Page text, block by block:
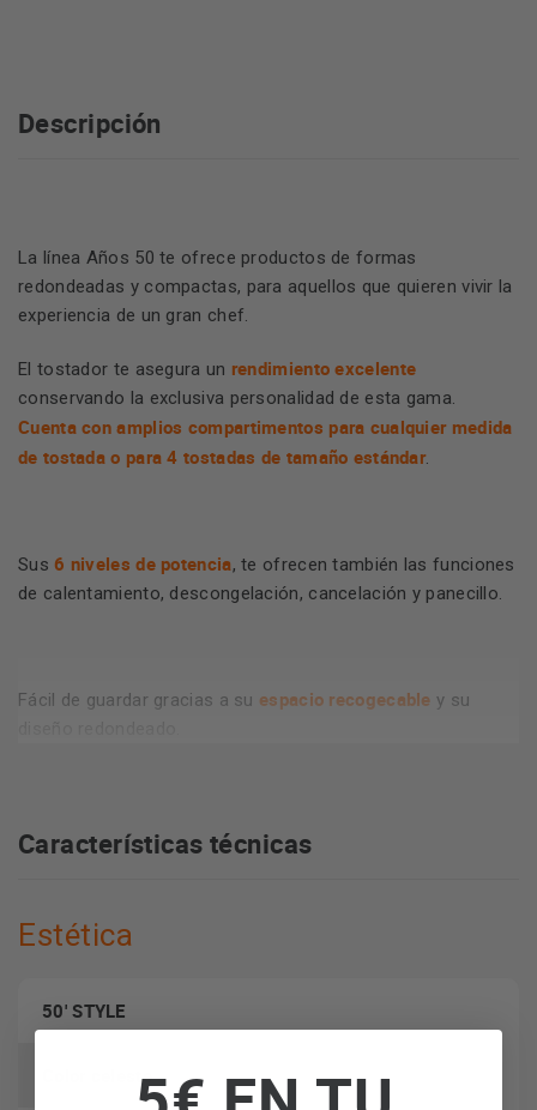
Descripción
La línea Años 50 te ofrece productos de formas
redondeadas y compactas, para aquellos que quieren vivir la
experiencia de un gran chef.
El tostador te asegura un rendimiento excelente
conservando la exclusiva personalidad de esta gama.
Cuenta con amplios compartimentos para cualquier medida
de tostada o para 4 tostadas de tamaño estándar.
Sus6 niveles de potencia, te ofrecen también lasfunciones
de calentamiento, descongelación, cancelación y panecillo.
Fácil de guardar gracias a su espacio recogecable y su
Características técnicas
Estética
50' STYLE
Color celeste